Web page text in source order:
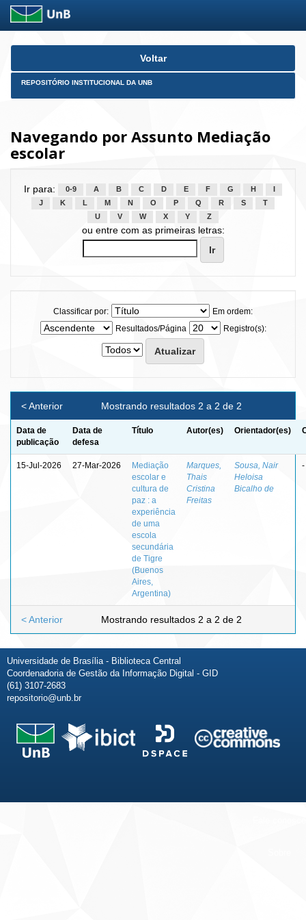
Skip
Voltar
REPOSITÓRIO INSTITUCIONAL DA UNB
Navegando por Assunto Mediação
escolar
Ir para: 0-9 A B C D E F G H
J
K L M N O P Q R S
T
U
V W X Y Z
ou entre com as primeiras letras:
Classificar por:
Em ordem:
Resultados/Página
Registro(s):
Mostrando resultados 2 a 2 de 2
< Anterior
Data de
publicação
Data de
defesa
Título Autor(es) Orientador(es)
15-Jul-2026 27-Mar-2026
Mediação
escolar e
cultura de
paz : a
experiência
de uma
escola
secundária
de Tigre
(Buenos
Aires,
Argentina)
Marques,
Thais
Cristina
Freitas
Sousa, Nair
Heloisa
Bicalho de
-
Mostrando resultados 2 a 2 de 2
< Anterior
Universidade de Brasília - Biblioteca Central
Coordenadoria de Gestão da Informação Digital - GID
(61) 3107-2683
repositorio@unb.br